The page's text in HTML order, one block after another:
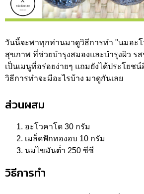
วันนี้จะพาทุกท่านมาดูวิธีการทำ "นมอะโ
สุขภาพ ที่ช่วยบำรุงสมองและบำรุงผิว ร
เป็นเมนูที่อร่อยง่ายๆ แถมยังได้ประโยช
วิธีการทำจะมีอะไรบ้าง มาดูกันเลย
ส่วนผสม
อะโวคาโด 30 กรัม
เมล็ดฟักทองอบ 10 กรัม
นมไขมันต่ำ 250 ซีซี
วิธีการทำ